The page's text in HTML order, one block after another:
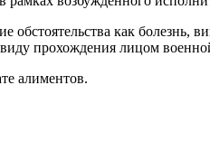
как болезнь,
прохождения лицом
алиментов.